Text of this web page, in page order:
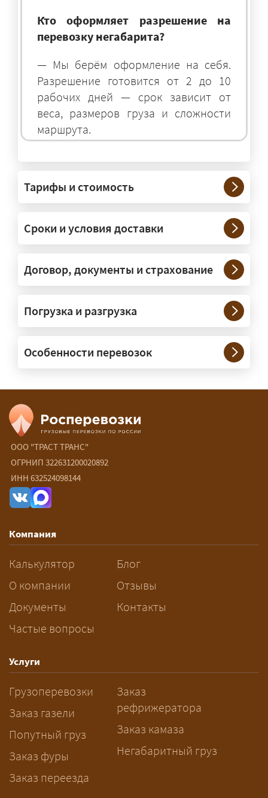
Кто оформляет разрешение на
перевозку негабарита?
— Мы берём оформление на себя.
Разрешение готовится от 2 до 10
рабочих дней — срок зависит от
веса, размеров груза и сложности
маршрута.
— На тралах и низкорамниках —
платформах, рассчитанных на
крупногабаритную технику и
конструкции. Транспорт подбираем
под конкретные размеры и вес груза.
сопровождение?
организуем. Потребность в машинах
прикрытия зависит от габаритов
груза и маршрута; это определяется
Сколько стоит перевозка
негабарита?
— От 60 ₽/км. Точная стоимость
рассчитывается индивидуально:
влияют габариты и вес груза,
разрешений и машин
сопровождения.
За сколько дней заказывать
перевозку негабарита?
— Заранее: только оформление
рабочих дней. Оставьте заявку
заблаговременно — логист
рассчитает маршрут и запустит
подготовку документов.
Тарифы и стоимость
Сроки и условия доставки
Договор, документы и страхование
Погрузка и разгрузка
Особенности перевозок
ООО "ТРАСТ ТРАНС"
ОГРНИП 322631200020892
ИНН 632524098144
Компания
Калькулятор
О компании
Документы
Частые вопросы
Блог
Отзывы
Контакты
Услуги
Грузоперевозки
Заказ газели
Попутный груз
Заказ фуры
Заказ переезда
Заказ
рефрижератора
Заказ камаза
Негабаритный груз